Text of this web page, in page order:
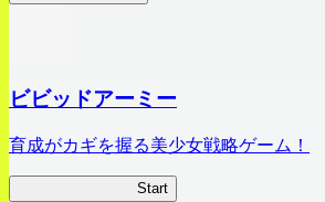
ビビッドアーミー
育成がカギを握る美少女戦略ゲーム！
Start